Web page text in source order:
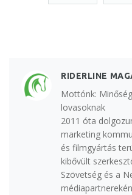
RIDERLINE
Mottónk:
lovasoknak
2011 óta
marketing
és filmgyártás
kibővült
Szövetség és a